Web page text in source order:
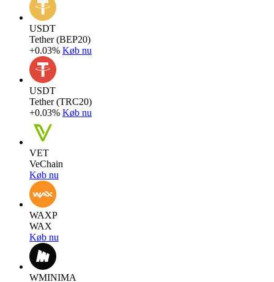
USDT
Tether (BEP20)
+0.03% Køb nu
USDT
Tether (TRC20)
+0.03% Køb nu
VET
VeChain
Køb nu
WAXP
WAX
Køb nu
WMINIMA